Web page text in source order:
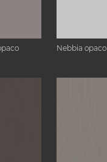
Nebbia opaco